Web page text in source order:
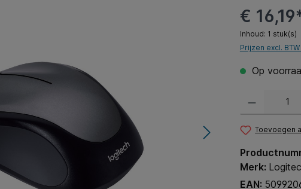
€
Inhoud: 1 stuk(s)
Prijzen excl.
Op
Toevoegen
Merk:
EAN: